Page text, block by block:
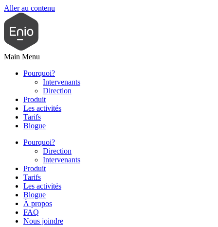
Aller au contenu
Main Menu
Pourquoi?
Intervenants
Direction
Produit
Les activités
Tarifs
Blogue
Pourquoi?
Direction
Intervenants
Produit
Tarifs
Les activités
Blogue
À propos
FAQ
Nous joindre